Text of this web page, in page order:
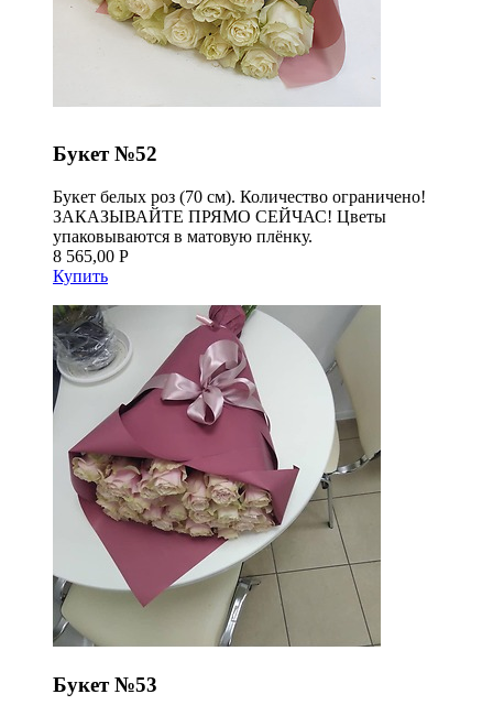
Букет №52
Букет белых роз (70 см). Количество ограничено!
ЗАКАЗЫВАЙТЕ ПРЯМО СЕЙЧАС! Цветы
упаковываются в матовую плёнку.
8 565,00 Р
Купить
Букет №53